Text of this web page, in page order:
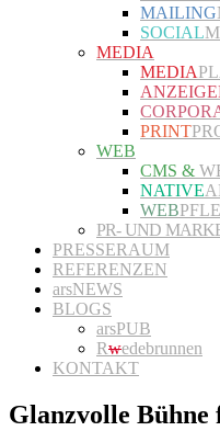
MAILING
SOCIAL
MEDIA
MEDIA
PRINT
WEB
CMS &
NATIVE
WEB
PR- UND
PRESSERAUM
REFERENZEN
arsNEWS
BLOGS
arsPUB
Rwedebrunnen
KONTAKT
Glanzvolle Bühne